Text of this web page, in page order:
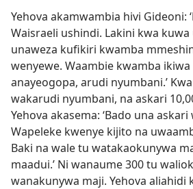
Yehova akamwambia hivi Gideoni:
Waisraeli ushindi. Lakini kwa
unaweza kufikiri kwamba
wenyewe. Waambie kwamba
anayeogopa, arudi nyumbani.’
wakarudi nyumbani, na askari
Yehova akasema: ‘Bado una
Wapeleke kwenye kijito na
Baki na wale tu watakaokunywa
maadui.’ Ni wanaume 300 tu
wanakunywa maji. Yehova aliahidi